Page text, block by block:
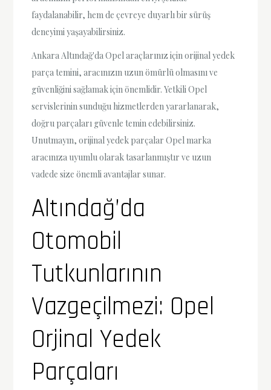
faydalanabilir, hem de çevreye duyarlı bir sürüş
deneyimi yaşayabilirsiniz.
Ankara Altındağ'da Opel araçlarınız için orijinal yedek
parça temini, aracınızın uzun ömürlü olmasını ve
güvenliğini sağlamak için önemlidir. Yetkili Opel
servislerinin sunduğu hizmetlerden yararlanarak,
doğru parçaları güvenle temin edebilirsiniz.
Unutmayın, orijinal yedek parçalar Opel marka
aracınıza uyumlu olarak tasarlanmıştır ve uzun
vadede size önemli avantajlar sunar.
Altındağ’da
Otomobil
Tutkunlarının
Vazgeçilmezi: Opel
Orjinal Yedek
Parçaları